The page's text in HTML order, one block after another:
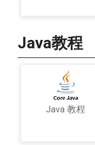
Java教程
Java 教程